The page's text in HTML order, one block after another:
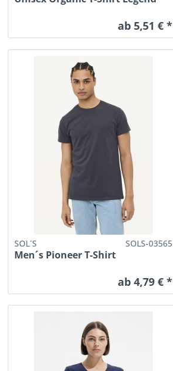
ab 5,51 € *
SOL´S SOLS-03565
Men´s Pioneer T-Shirt
ab 4,79 € *